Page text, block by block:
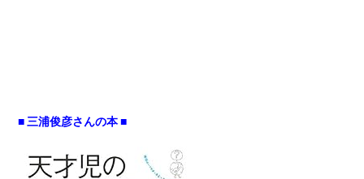
■ 三浦俊彦さんの本 ■